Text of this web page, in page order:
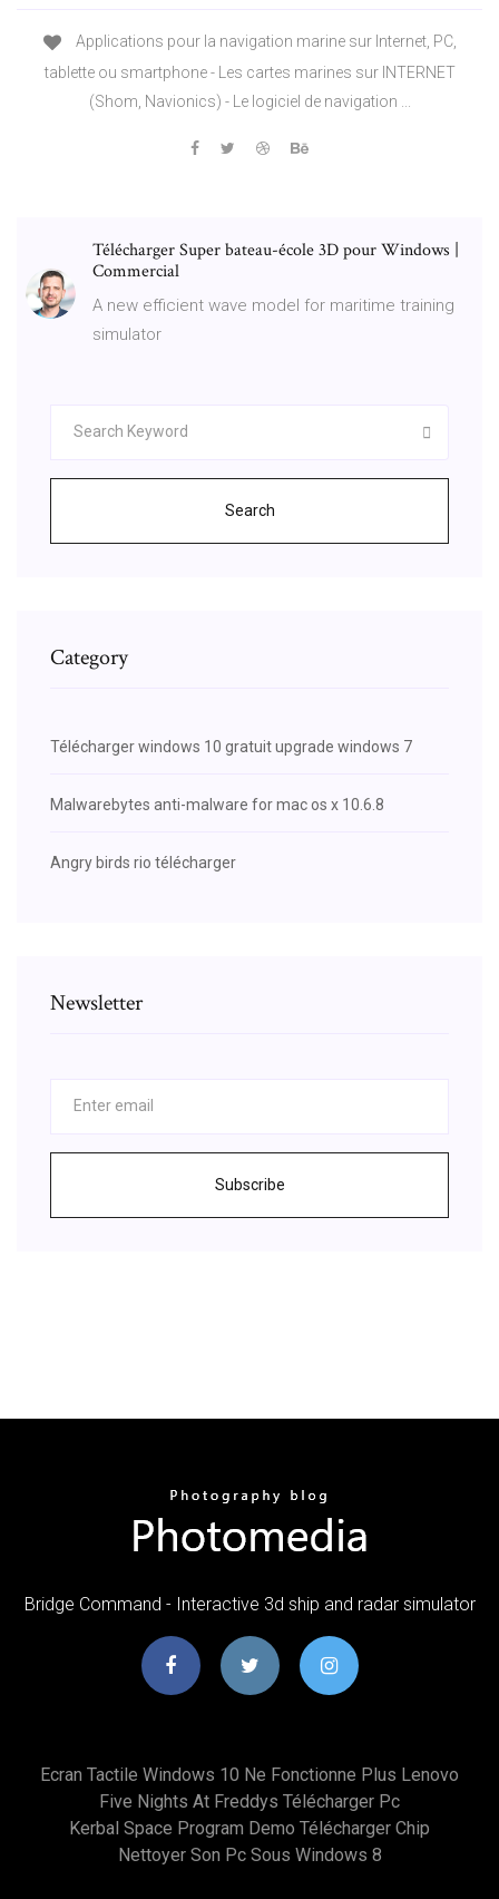
Applications pour la navigation marine sur Internet, PC,
tablette ou smartphone - Les cartes marines sur INTERNET
(Shom, Navionics) - Le logiciel de navigation ...
Télécharger Super bateau-école 3D pour Windows |
Commercial
A new efficient wave model for maritime training
simulator
Search
Category
Télécharger windows 10 gratuit upgrade windows 7
Malwarebytes anti-malware for mac os x 10.6.8
Angry birds rio télécharger
Newsletter
Subscribe
Bridge Command - Interactive 3d ship and radar simulator
Ecran Tactile Windows 10 Ne Fonctionne Plus Lenovo
Five Nights At Freddys Télécharger Pc
Kerbal Space Program Demo Télécharger Chip
Nettoyer Son Pc Sous Windows 8